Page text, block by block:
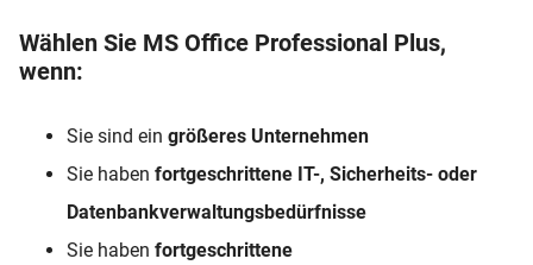
Wählen Sie MS Office Professional Plus,
wenn:
Sie sind ein größeres Unternehmen
Sie haben fortgeschrittene IT-, Sicherheits- oder
Datenbankverwaltungsbedürfnisse
Sie haben fortgeschrittene